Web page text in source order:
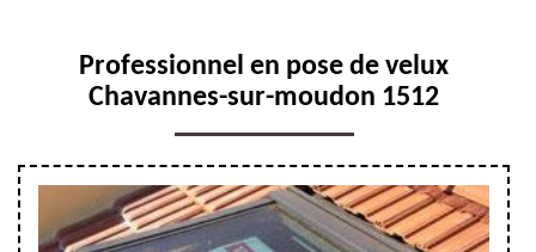
Professionnel en pose de velux
Chavannes-sur-moudon 1512